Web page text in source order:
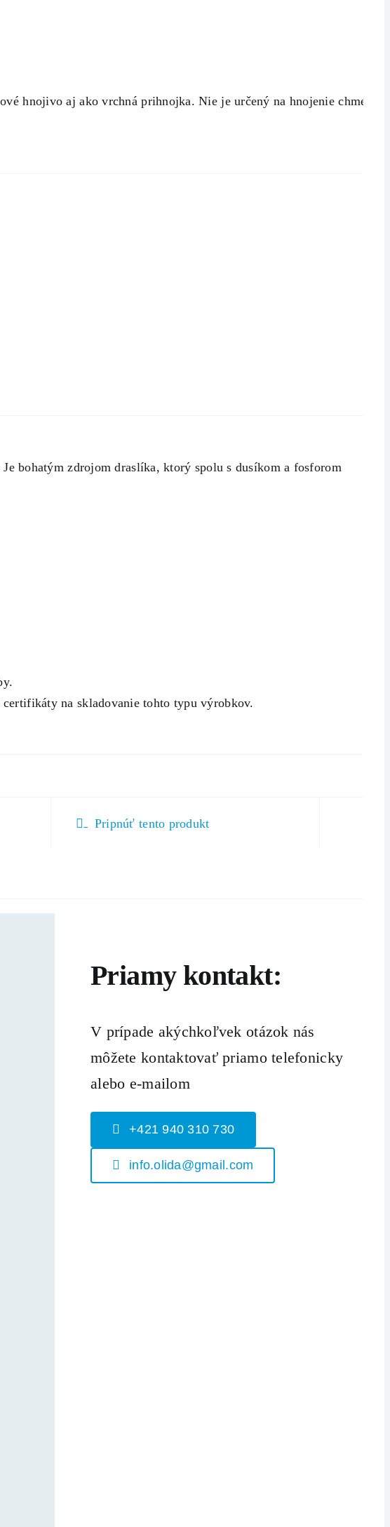
hnojivo aj ako vrchná prihnojka. Nie je určený na hnojenie chmeľu,
bohatým zdrojom draslíka, ktorý spolu s dusíkom a fosforom
na skladovanie tohto typu výrobkov.
Pripnúť tento produkt
Priamy kontakt:
V prípade akýchkoľvek otázok nás
môžete kontaktovať priamo telefonicky
alebo e-mailom
+421 940 310 730
info.olida@gmail.com